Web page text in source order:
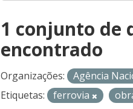
1 conjunto de
encontrado
Organizações: Agência
Etiquetas:
ferrovia